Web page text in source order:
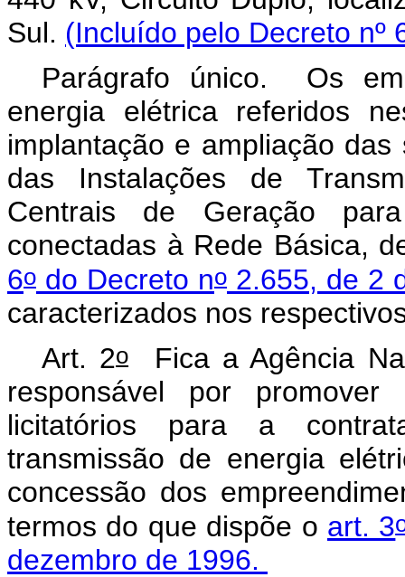
Sul. (Incluído pelo Decreto nº
Parágrafo único. Os
energia elétrica referidos
implantação e ampliação
das Instalações de
Centrais de Geração
conectadas à Rede Básica,
6o do Decreto no 2.655, de 2
caracterizados nos
Art. 2o
Fica a Agência
responsável por
licitatórios para a
transmissão de energia
concessão dos
termos do que dispõe o art. 3
dezembro de 1996.